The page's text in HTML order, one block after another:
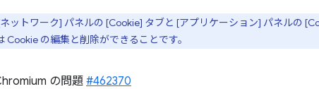
ットワーク] パネルの [Cookie] タブと [アプリケーション] パネルの
Cookie の編集と削除ができることです。
の問題#462370